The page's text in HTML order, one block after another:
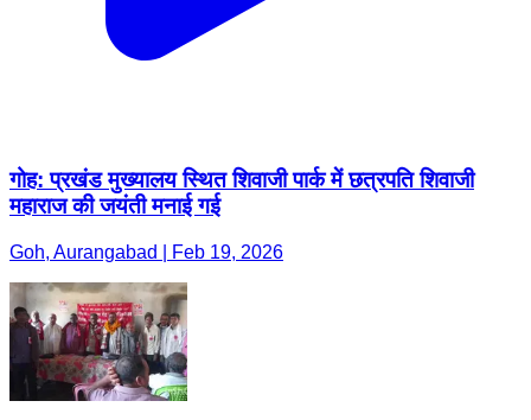
गोह: प्रखंड मुख्यालय स्थित शिवाजी पार्क में छत्रपति शिवाजी
महाराज की जयंती मनाई गई
Goh, Aurangabad | Feb 19, 2026